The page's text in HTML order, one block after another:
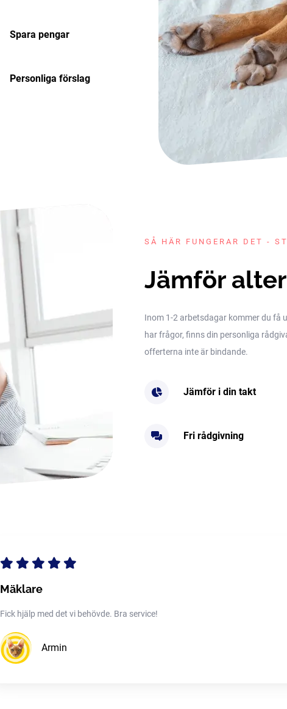
Spara pengar
Personliga förslag
SÅ HÄR FUNGERAR DET -
Jämför
Inom 1-2 arbetsdagar kommer du få
har frågor, finns din personliga
offerterna inte är bindande.
Jämför i din takt
Fri rådgivning
Mäklare
Fick hjälp med det vi behövde. Bra service!
Armin